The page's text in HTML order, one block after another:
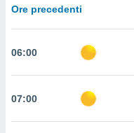
Ore precedenti
06:00
07:00